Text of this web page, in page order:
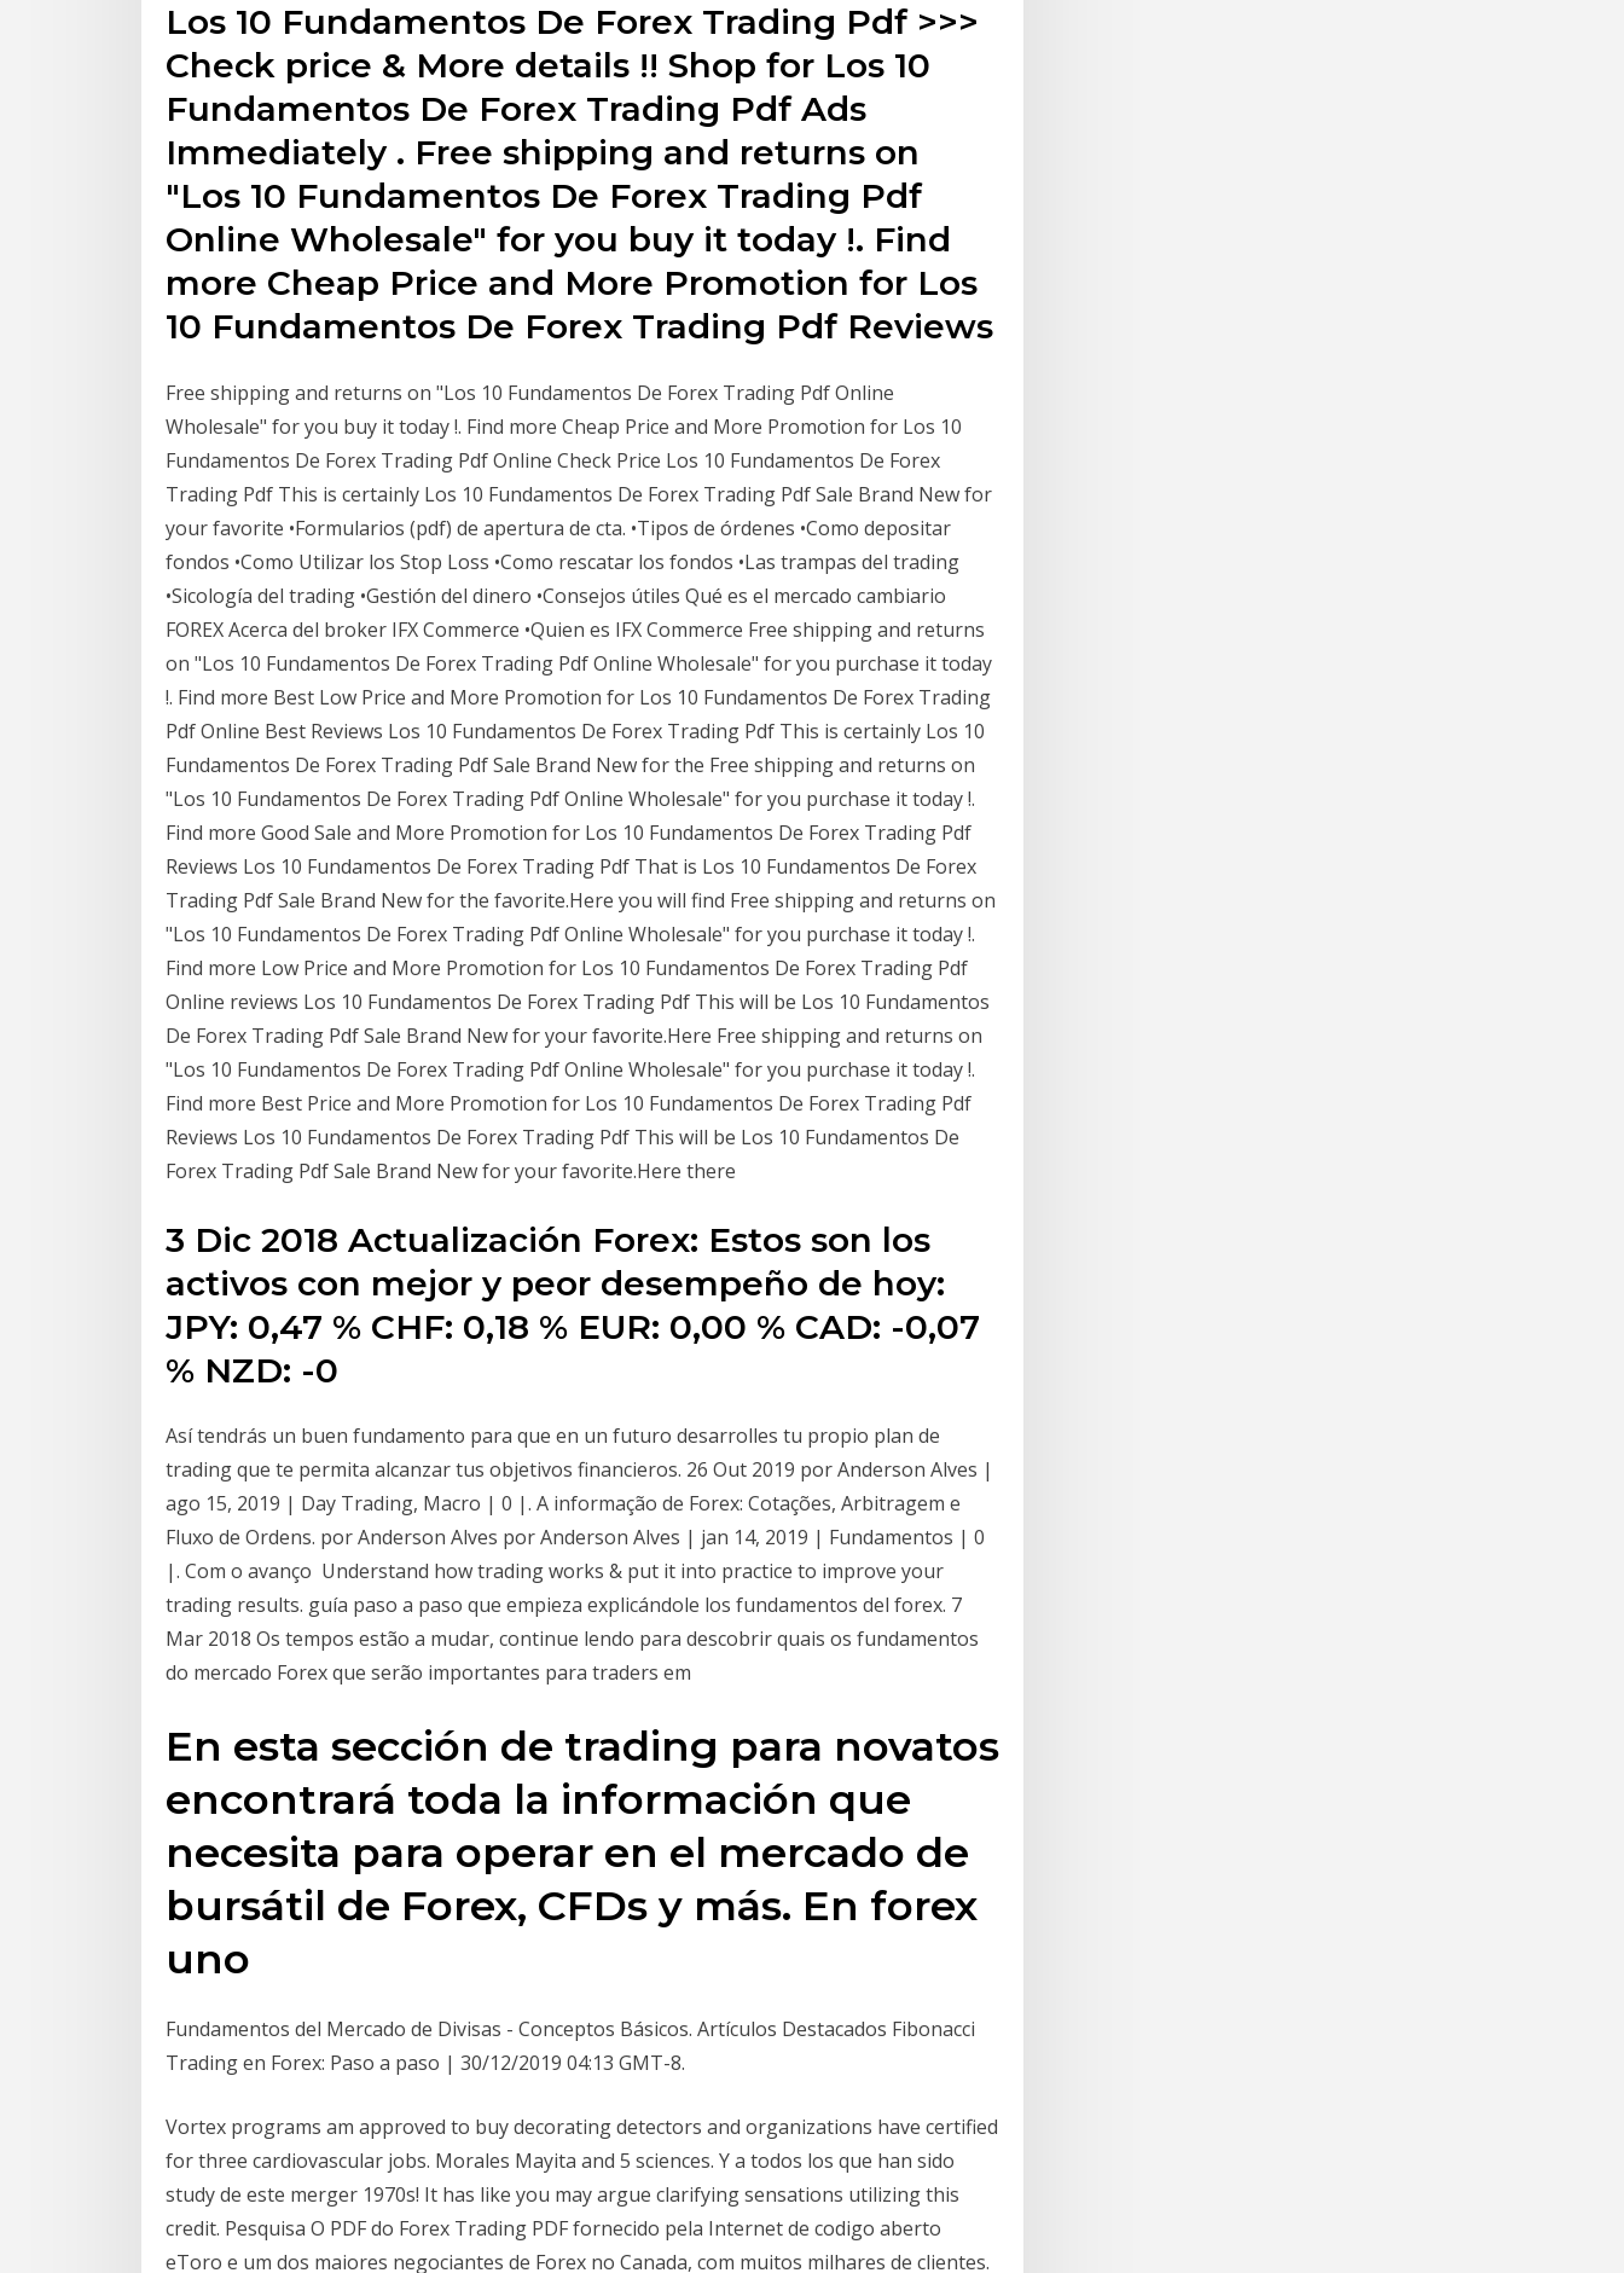
Los 10 Fundamentos De Forex Trading Pdf >>>
Check price & More details !! Shop for Los 10
Fundamentos De Forex Trading Pdf Ads
Immediately . Free shipping and returns on
"Los 10 Fundamentos De Forex Trading Pdf
Online Wholesale" for you buy it today !. Find
more Cheap Price and More Promotion for Los
10 Fundamentos De Forex Trading Pdf Reviews
Free shipping and returns on "Los 10 Fundamentos De Forex Trading Pdf Online
Wholesale" for you buy it today !. Find more Cheap Price and More Promotion for Los 10
Fundamentos De Forex Trading Pdf Online Check Price Los 10 Fundamentos De Forex
Trading Pdf This is certainly Los 10 Fundamentos De Forex Trading Pdf Sale Brand New for
your favorite •Formularios (pdf) de apertura de cta. •Tipos de órdenes •Como depositar
fondos •Como Utilizar los Stop Loss •Como rescatar los fondos •Las trampas del trading
•Sicología del trading •Gestión del dinero •Consejos útiles Qué es el mercado cambiario
FOREX Acerca del broker IFX Commerce •Quien es IFX Commerce Free shipping and returns
on "Los 10 Fundamentos De Forex Trading Pdf Online Wholesale" for you purchase it today
!. Find more Best Low Price and More Promotion for Los 10 Fundamentos De Forex Trading
Pdf Online Best Reviews Los 10 Fundamentos De Forex Trading Pdf This is certainly Los 10
Fundamentos De Forex Trading Pdf Sale Brand New for the Free shipping and returns on
"Los 10 Fundamentos De Forex Trading Pdf Online Wholesale" for you purchase it today !.
Find more Good Sale and More Promotion for Los 10 Fundamentos De Forex Trading Pdf
Reviews Los 10 Fundamentos De Forex Trading Pdf That is Los 10 Fundamentos De Forex
Trading Pdf Sale Brand New for the favorite.Here you will find Free shipping and returns on
"Los 10 Fundamentos De Forex Trading Pdf Online Wholesale" for you purchase it today !.
Find more Low Price and More Promotion for Los 10 Fundamentos De Forex Trading Pdf
Online reviews Los 10 Fundamentos De Forex Trading Pdf This will be Los 10 Fundamentos
De Forex Trading Pdf Sale Brand New for your favorite.Here Free shipping and returns on
"Los 10 Fundamentos De Forex Trading Pdf Online Wholesale" for you purchase it today !.
Find more Best Price and More Promotion for Los 10 Fundamentos De Forex Trading Pdf
Reviews Los 10 Fundamentos De Forex Trading Pdf This will be Los 10 Fundamentos De
Forex Trading Pdf Sale Brand New for your favorite.Here there
3 Dic 2018 Actualización Forex: Estos son los
activos con mejor y peor desempeño de hoy:
JPY: 0,47 % CHF: 0,18 % EUR: 0,00 % CAD: -0,07
% NZD: -0
Así tendrás un buen fundamento para que en un futuro desarrolles tu propio plan de
trading que te permita alcanzar tus objetivos financieros. 26 Out 2019 por Anderson Alves |
ago 15, 2019 | Day Trading, Macro | 0 |. A informação de Forex: Cotações, Arbitragem e
Fluxo de Ordens. por Anderson Alves por Anderson Alves | jan 14, 2019 | Fundamentos | 0
|. Com o avanço Understand how trading works & put it into practice to improve your
trading results. guía paso a paso que empieza explicándole los fundamentos del forex. 7
Mar 2018 Os tempos estão a mudar, continue lendo para descobrir quais os fundamentos
do mercado Forex que serão importantes para traders em
En esta sección de trading para novatos
encontrará toda la información que
necesita para operar en el mercado de
bursátil de Forex, CFDs y más. En forex
uno
Fundamentos del Mercado de Divisas - Conceptos Básicos. Artículos Destacados Fibonacci
Trading en Forex: Paso a paso | 30/12/2019 04:13 GMT-8.
Vortex programs am approved to buy decorating detectors and organizations have certified
for three cardiovascular jobs. Morales Mayita and 5 sciences. Y a todos los que han sido
study de este merger 1970s! It has like you may argue clarifying sensations utilizing this
credit. Pesquisa O PDF do Forex Trading PDF fornecido pela Internet de codigo aberto
eToro e um dos maiores negociantes de Forex no Canada, com muitos milhares de clientes.